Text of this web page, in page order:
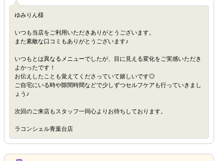
ゆみりん様
いつも当店をご利用いただきありがとうございます。
また素敵な口コミもありがとうございます♪
いつもとは異なるメニューでしたが、目に見える変化をご実感いただき
よかったです！
お伝えしたことも覚えてくださっていて嬉しいです◎
ご自宅にいる時や隙間時間などで少しずつセルフケアも行っていきまし
ょう♪
次回のご来店もスタッフ一同心よりお待ちしております。
ラコンシェル青葉台店